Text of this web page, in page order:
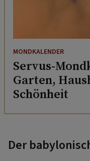
MONDKALENDER
Servus-
Garten,
Schönheit
Der